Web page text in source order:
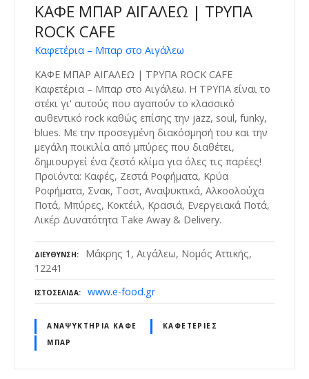
ΚΑΦΕ ΜΠΑΡ ΑΙΓΑΛΕΩ | ΤΡΥΠΑ
ROCK CAFE
Καφετέρια – Μπαρ στο Αιγάλεω
ΚΑΦΕ ΜΠΑΡ ΑΙΓΑΛΕΩ | ΤΡΥΠΑ ROCK CAFE
Καφετέρια – Μπαρ στο Αιγάλεω. Η ΤΡΥΠΑ είναι το
στέκι γι' αυτούς που αγαπούν το κλασσικό
αυθεντικό rock καθώς επίσης την jazz, soul, funky,
blues. Με την προσεγμένη διακόσμησή του και την
μεγάλη ποικιλία από μπύρες που διαθέτει,
δημιουργεί ένα ζεστό κλίμα για όλες τις παρέες!
Προϊόντα: Καφές, Ζεστά Ροφήματα, Κρύα
Ροφήματα, Σνακ, Τοστ, Αναψυκτικά, Αλκοολούχα
Ποτά, Μπύρες, Κοκτέιλ, Κρασιά, Ενεργειακά Ποτά,
Λικέρ Δυνατότητα Take Away & Delivery.
ΔΙΕΎΘΥΝΣΗ
Μάκρης 1, Αιγάλεω, Νομός Αττικής,
12241
ΙΣΤΟΣΕΛΊΔΑ www.e-food.gr
ΑΝΑΨΥΚΤΉΡΙΑ ΚΑΦΈ
ΚΑΦΕΤΈΡΙΕΣ
ΜΠΑΡ